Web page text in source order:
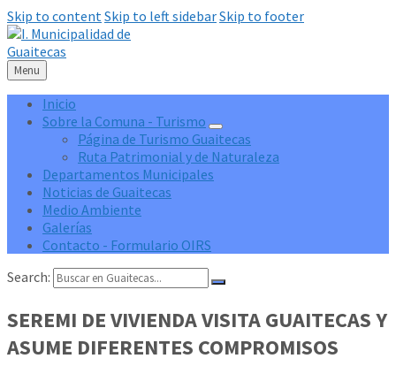
Skip to contentSkip to left sidebarSkip to footer
Menu
Inicio
Sobre la Comuna - Turismo
Página de Turismo Guaitecas
Ruta Patrimonial y de Naturaleza
Departamentos Municipales
Noticias de Guaitecas
Medio Ambiente
Galerías
Contacto - Formulario OIRS
Search:
SEREMI DE VIVIENDA VISITA GUAITECAS Y
ASUME DIFERENTES COMPROMISOS